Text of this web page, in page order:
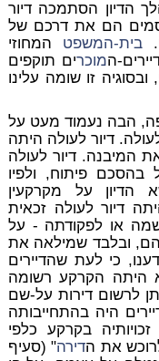
הדיון הסתמכה דיור
הם את דרכם של
בית-המשפט המחוזי
המוכרים תוקפים
ובסוגיה זו שומה עלינו
הבה נעמוד מעט על
דיור לעולה היתה
המיבנה. דיור לעולה
פיתוח, ולפיו
הדיון על מקרקעין
דיור לעולה זכאית
או לפקודתה - על
ובלבד שמילאה את
כי לעת שהדיירים
היתה הקרקע רשומה
לרשום דירות על-שם
היה בהתחייבותה
בקרקע כלפי
את הדירה" (סעיף